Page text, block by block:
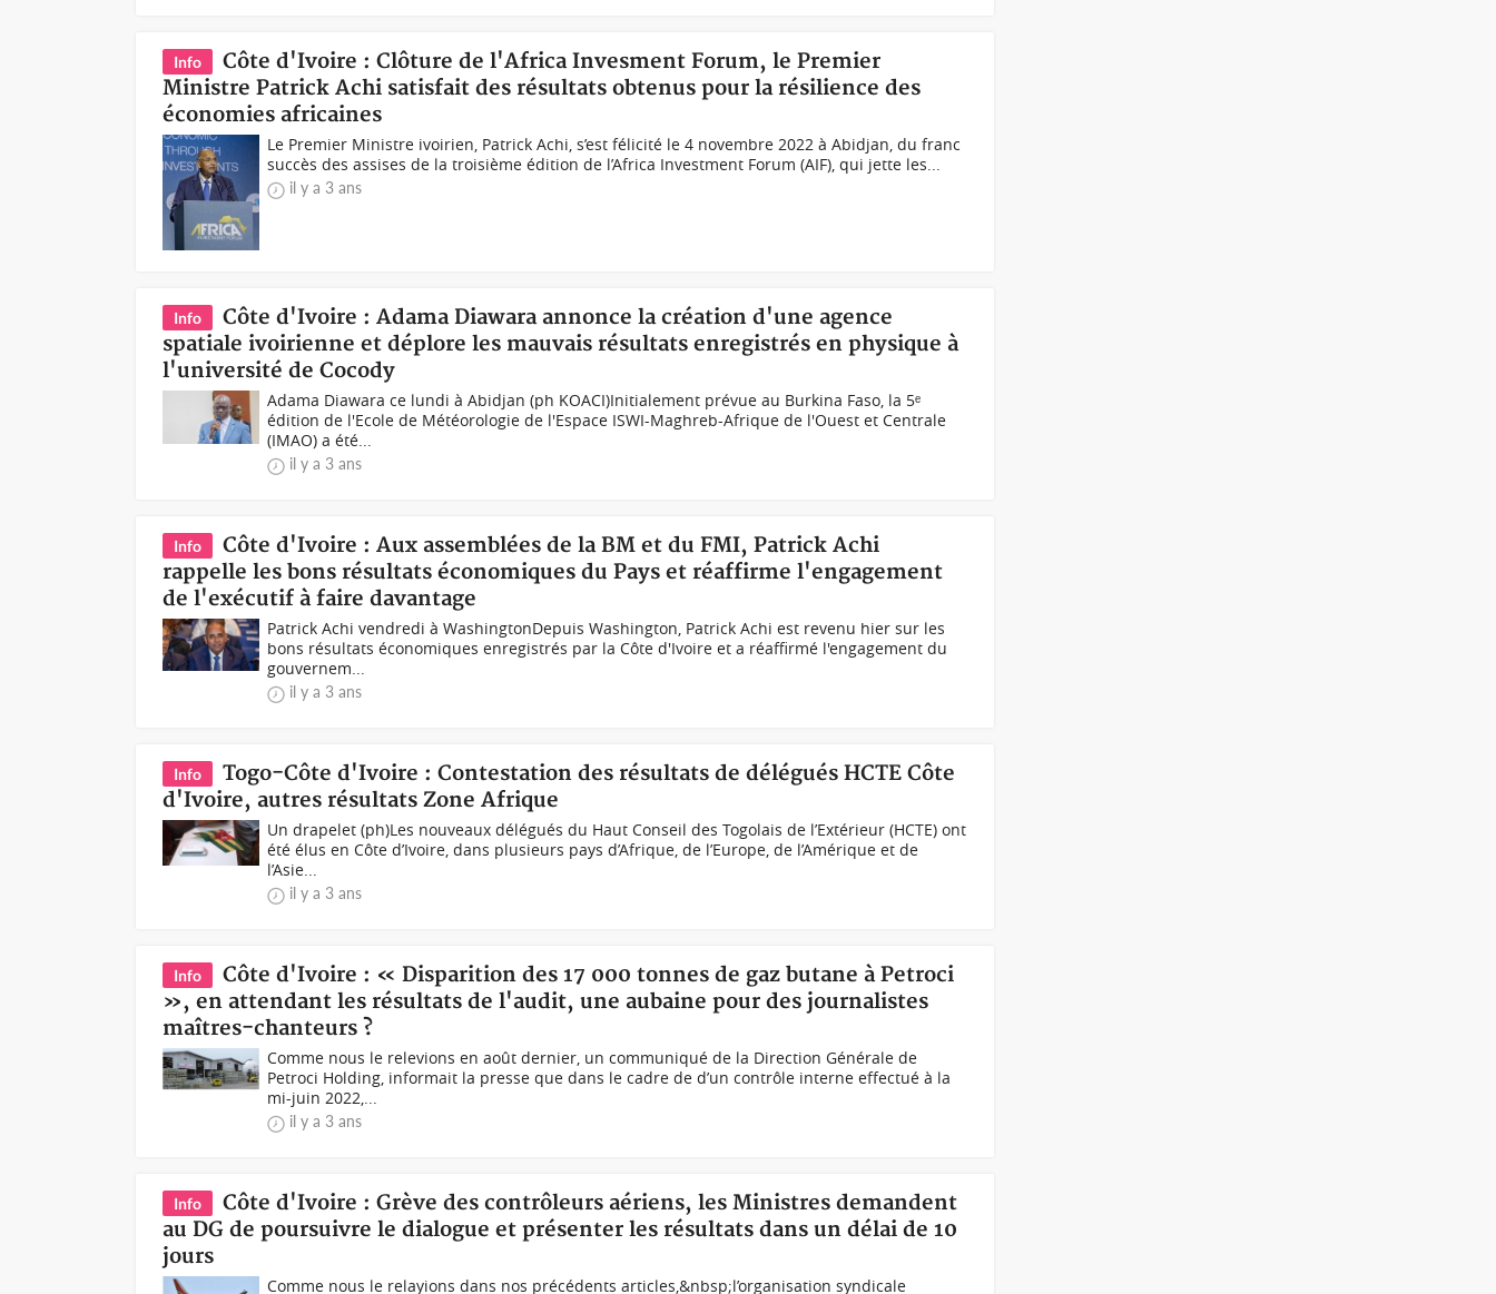
Info
Côte d'Ivoire : Clôture de l'Africa Invesment Forum, le Premier
Ministre Patrick Achi satisfait des résultats obtenus pour la résilience des
économies africaines
Le Premier Ministre ivoirien, Patrick Achi, s’est félicité le 4 novembre 2022 à Abidjan, du franc
succès des assises de la troisième édition de l’Africa Investment Forum (AIF), qui jette les...
il y a 3 ans
Info
Côte d'Ivoire : Adama Diawara annonce la création d'une agence
spatiale ivoirienne et déplore les mauvais résultats enregistrés en physique à
l'université de Cocody
Adama Diawara ce lundi à Abidjan (ph KOACI)Initialement prévue au Burkina Faso, la 5ᵉ
édition de l'Ecole de Météorologie de l'Espace ISWI-Maghreb-Afrique de l'Ouest et Centrale
(IMAO) a été...
il y a 3 ans
Info
Côte d'Ivoire : Aux assemblées de la BM et du FMI, Patrick Achi
rappelle les bons résultats économiques du Pays et réaffirme l'engagement
de l'exécutif à faire davantage
Patrick Achi vendredi à WashingtonDepuis Washington, Patrick Achi est revenu hier sur les
bons résultats économiques enregistrés par la Côte d'Ivoire et a réaffirmé l'engagement du
gouvernem...
il y a 3 ans
Info
Togo-Côte d'Ivoire : Contestation des résultats de délégués HCTE Côte
d'Ivoire, autres résultats Zone Afrique
Un drapelet (ph)Les nouveaux délégués du Haut Conseil des Togolais de l’Extérieur (HCTE) ont
été élus en Côte d’Ivoire, dans plusieurs pays d’Afrique, de l’Europe, de l’Amérique et de
l’Asie...
il y a 3 ans
Info
Côte d'Ivoire : « Disparition des 17 000 tonnes de gaz butane à Petroci
», en attendant les résultats de l'audit, une aubaine pour des journalistes
maîtres-chanteurs ?
Comme nous le relevions en août dernier, un communiqué de la Direction Générale de
Petroci Holding, informait la presse que dans le cadre de d’un contrôle interne effectué à la
mi-juin 2022,...
il y a 3 ans
Info
Côte d'Ivoire : Grève des contrôleurs aériens, les Ministres demandent
au DG de poursuivre le dialogue et présenter les résultats dans un délai de 10
jours
Comme nous le relayions dans nos précédents articles,&nbsp;l’organisation syndicale